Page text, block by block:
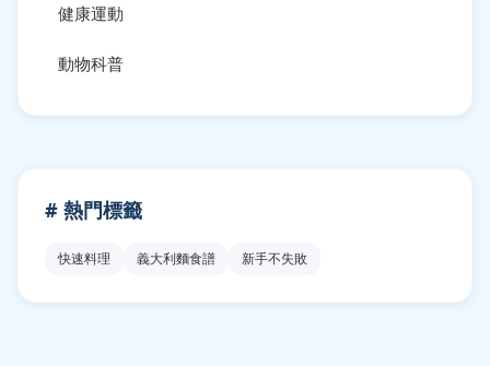
健康運動
動物科普
# 熱門標籤
快速料理 義大利麵食譜 新手不失敗